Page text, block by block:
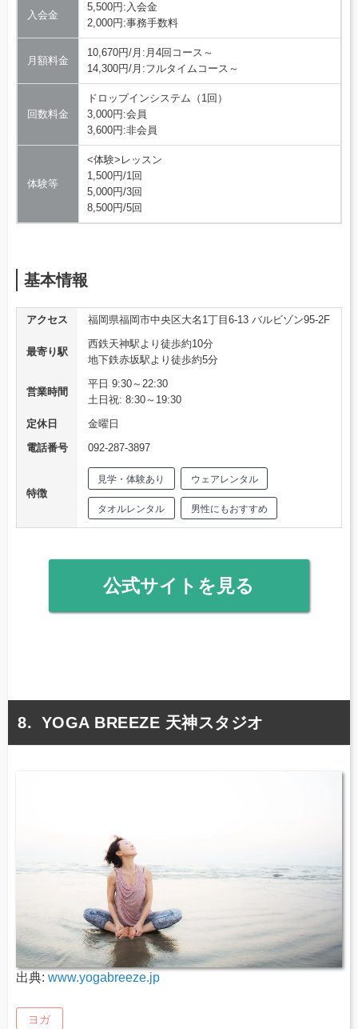
入会金
5,500円:入会金
2,000円:事務手数料
月額料金
10,670円/月:月4回コース～
14,300円/月:フルタイムコース～
回数料金
ドロップインシステム（1回）
3,000円:会員
3,600円:非会員
体験等
<体験>レッスン
1,500円/1回
5,000円/3回
8,500円/5回
基本情報
アクセス 福岡県福岡市中央区大名1丁目6-13 バルビゾン95-2F
最寄り駅
西鉄天神駅より徒歩約10分
地下鉄赤坂駅より徒歩約5分
営業時間
平日 9:30～22:30
土日祝: 8:30～19:30
定休日
金曜日
電話番号
092-287-3897
特徴
見学・体験あり ウェアレンタル
タオルレンタル 男性にもおすすめ
公式サイトを見る
YOGA BREEZE 天神スタジオ
出典: www.yogabreeze.jp
ヨガ